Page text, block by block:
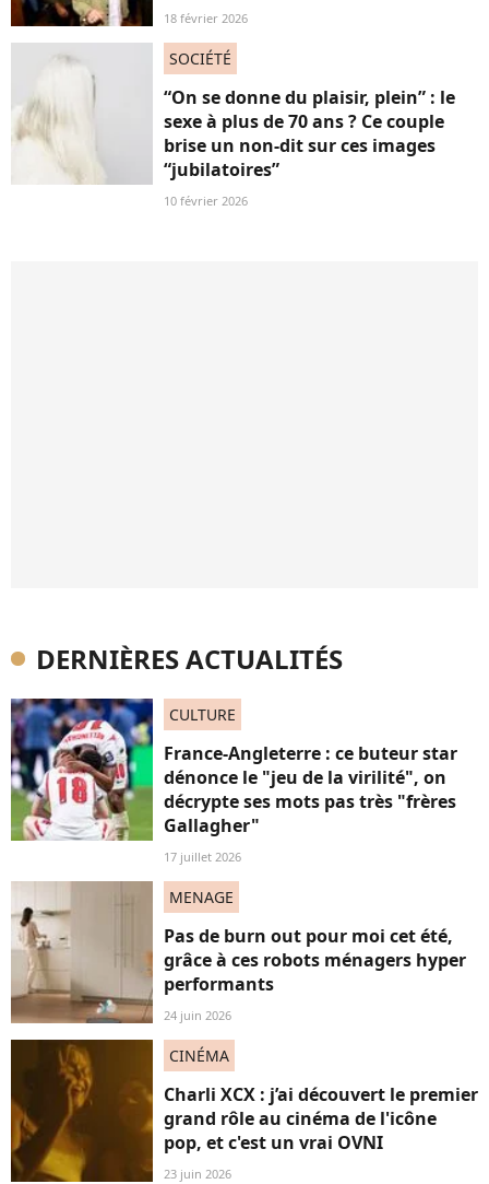
18 février 2026
SOCIÉTÉ
“On se donne du plaisir, plein” : le
sexe à plus de 70 ans ? Ce couple
brise un non-dit sur ces images
“jubilatoires”
10 février 2026
DERNIÈRES ACTUALITÉS
CULTURE
France-Angleterre : ce buteur star
dénonce le "jeu de la virilité", on
décrypte ses mots pas très "frères
Gallagher"
17 juillet 2026
MENAGE
Pas de burn out pour moi cet été,
grâce à ces robots ménagers hyper
performants
24 juin 2026
CINÉMA
Charli XCX : j’ai découvert le premier
grand rôle au cinéma de l'icône
pop, et c'est un vrai OVNI
23 juin 2026